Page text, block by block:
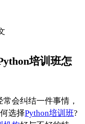
培训班怎
常会纠结一件事情，
选择Python培训班?